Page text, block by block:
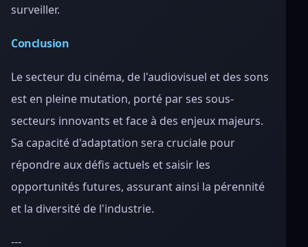
surveiller.
Conclusion
Le secteur du cinéma, de l'audiovisuel et des sons
est en pleine mutation, porté par ses sous-
secteurs innovants et face à des enjeux majeurs.
Sa capacité d'adaptation sera cruciale pour
répondre aux défis actuels et saisir les
opportunités futures, assurant ainsi la pérennité
et la diversité de l'industrie.
---